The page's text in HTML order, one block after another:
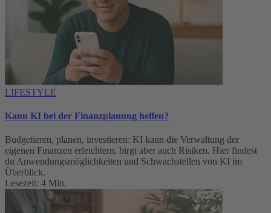
LIFESTYLE
Kann KI bei der Finanzplanung helfen?
Budgetieren, planen, investieren: KI kann die Verwaltung der
eigenen Finanzen erleichtern, birgt aber auch Risiken. Hier findest
du Anwendungsmöglichkeiten und Schwachstellen von KI im
Überblick.
Lesezeit: 4 Min.